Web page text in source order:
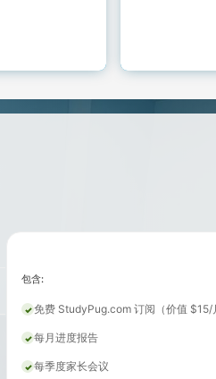
包含:
免费 StudyPug.com 订阅（价值 $15/
每月进度报告
每季度家长会议